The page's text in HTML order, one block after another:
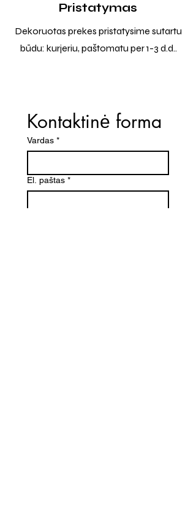
Pristatymas
Dekoruotas prekes pristatysime sutartu
būdu: kurjeriu, paštomatu per 1-3 d.d..
Kontaktinė forma
Vardas *
El. paštas *